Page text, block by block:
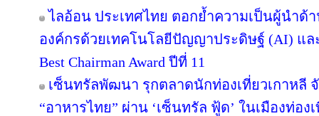
ไลอ้อน ประเทศไทย ตอกย้ำความเป็นผู้นำด้
องค์กรด้วยเทคโนโลยีปัญญาประดิษฐ์ (AI) และ
Best Chairman Award ปีที่ 11
เซ็นทรัลพัฒนา รุกตลาดนักท่องเที่ยวเกาหลี
“อาหารไทย” ผ่าน ‘เซ็นทรัล ฟู้ด’ ในเมืองท่อง